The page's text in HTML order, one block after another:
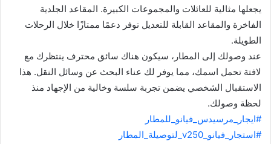
يجعلها مثالية للعائلات والمجموعات الكبيرة. المقاعد الجلدية
الفاخرة والمقاعد القابلة للتعديل توفر دعمًا ممتازًا خلال الرحلات
الطويلة.
عند وصولك إلى المطار، سيكون هناك سائق محترف ينتظرك مع
لافتة تحمل اسمك، مما يوفر لك عناء البحث عن وسائل النقل. هذا
الاستقبال الشخصي يضمن تجربة سلسة وخالية من الإجهاد منذ
لحظة وصولك.
#ايجار_مرسيدس_فيانو_للمطار
#استجار_فيانو_v250_لتوصيلة_المطار